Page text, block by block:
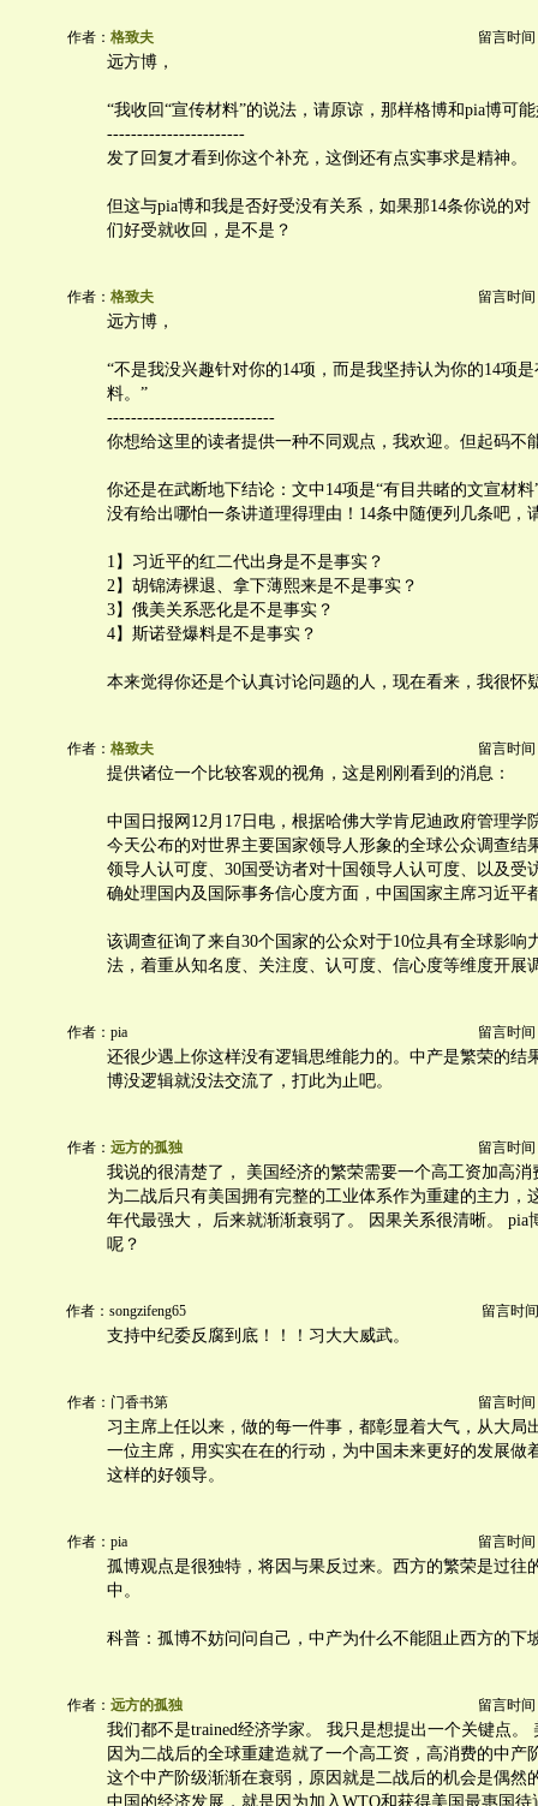
作者： 格致夫 留言时间
远方博，
“我收回“宣传材料”的说法，请原谅，那样格博和pia博可
-----------------------
发了回复才看到你这个补充，这倒还有点实事求是精神。
但这与pia博和我是否好受没有关系，如果那14条你说的对
们好受就收回，是不是？
作者： 格致夫 留言时间
远方博，
“不是我没兴趣针对你的14项，而是我坚持认为你的14项
料。”
----------------------------
你想给这里的读者提供一种不同观点，我欢迎。但起码不
你还是在武断地下结论：文中14项是“有目共睹的文宣材
没有给出哪怕一条讲道理得理由！14条中随便列几条吧，
1】习近平的红二代出身是不是事实？
2】胡锦涛裸退、拿下薄熙来是不是事实？
3】俄美关系恶化是不是事实？
4】斯诺登爆料是不是事实？
本来觉得你还是个认真讨论问题的人，现在看来，我很怀
作者： 格致夫 留言时间
提供诸位一个比较客观的视角，这是刚刚看到的消息：
中国日报网12月17日电，根据哈佛大学肯尼迪政府管理学
今天公布的对世界主要国家领导人形象的全球公众调查结
领导人认可度、30国受访者对十国领导人认可度、以及受
确处理国内及国际事务信心度方面，中国国家主席习近平
该调查征询了来自30个国家的公众对于10位具有全球影响
法，着重从知名度、关注度、认可度、信心度等维度开展
作者：pia 留言时间
还很少遇上你这样没有逻辑思维能力的。中产是繁荣的结
博没逻辑就没法交流了，打此为止吧。
作者： 远方的孤独 留言时间
我说的很清楚了， 美国经济的繁荣需要一个高工资加高消
为二战后只有美国拥有完整的工业体系作为重建的主力，
年代最强大， 后来就渐渐衰弱了。 因果关系很清晰。 pia
呢？
作者：songzifeng65 留言时
支持中纪委反腐到底！！！习大大威武。
作者：门香书第 留言时间
习主席上任以来，做的每一件事，都彰显着大气，从大局
一位主席，用实实在在的行动，为中国未来更好的发展做
这样的好领导。
作者：pia 留言时间
孤博观点是很独特，将因与果反过来。西方的繁荣是过往
中。
科普：孤博不妨问问自己，中产为什么不能阻止西方的下
作者： 远方的孤独 留言时间
我们都不是trained经济学家。 我只是想提出一个关键点。
因为二战后的全球重建造就了一个高工资，高消费的中产
这个中产阶级渐渐在衰弱，原因就是二战后的机会是偶然
中国的经济发展，就是因为加入WTO和获得美国最惠国待